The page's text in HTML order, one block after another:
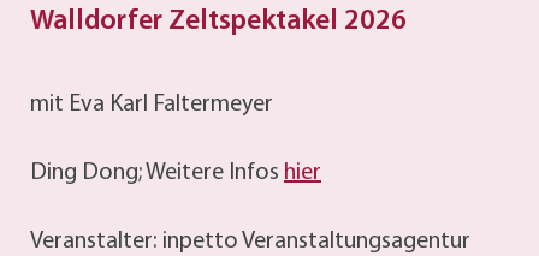
Walldorfer Zeltspektakel 2026
mit Eva Karl Faltermeyer
Ding Dong; Weitere Infos hier
Veranstalter: inpetto Veranstaltungsagentur